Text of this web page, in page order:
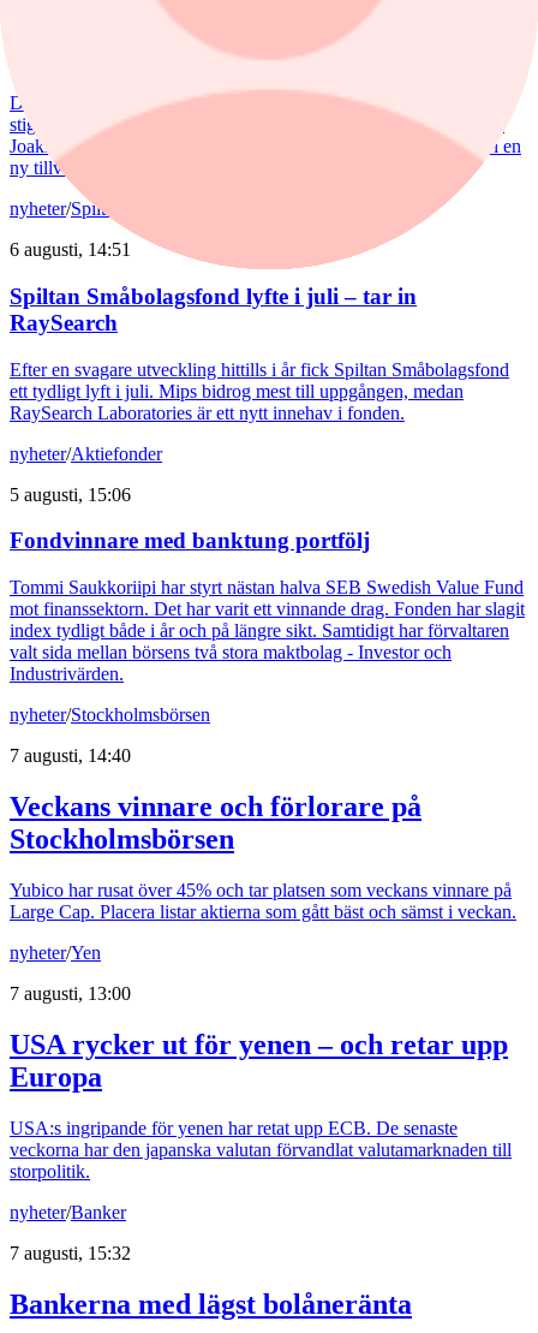
Försvarsförvaltarna spår ny tillväxtfas: ”Goda
De europeiska försvarsbolagen visar rekordstora orderböcker,
stigande omsättning och förbättrade marginaler. Enligt förvaltarna
Joakim Agerback och Shayan Heidari går nu försvarssektorn in i en
ny tillväxtfas.
nyheter/Spiltan Småbolagsfond
6 augusti, 14:51
Spiltan Småbolagsfond lyfte i juli – tar in
RaySearch
Efter en svagare utveckling hittills i år fick Spiltan Småbolagsfond
ett tydligt lyft i juli. Mips bidrog mest till uppgången, medan
RaySearch Laboratories är ett nytt innehav i fonden.
nyheter/Aktiefonder
5 augusti, 15:06
Fondvinnare med banktung portfölj
Tommi Saukkoriipi har styrt nästan halva SEB Swedish Value Fund
mot finanssektorn. Det har varit ett vinnande drag. Fonden har slagit
index tydligt både i år och på längre sikt. Samtidigt har förvaltaren
valt sida mellan börsens två stora maktbolag - Investor och
Industrivärden.
nyheter/Stockholmsbörsen
7 augusti, 14:40
Veckans vinnare och förlorare på
Stockholmsbörsen
Yubico har rusat över 45% och tar platsen som veckans vinnare på
Large Cap. Placera listar aktierna som gått bäst och sämst i veckan.
nyheter/Yen
7 augusti, 13:00
USA rycker ut för yenen – och retar upp
Europa
USA:s ingripande för yenen har retat upp ECB. De senaste
veckorna har den japanska valutan förvandlat valutamarknaden till
storpolitik.
nyheter/Banker
7 augusti, 15:32
Bankerna med lägst bolåneränta